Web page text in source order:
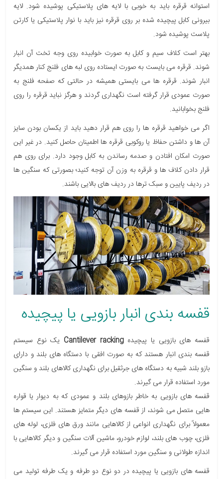
استوانه قرقره باید به خوبی با لایه های پلاستیکی پوشیده شود. لایه
بیرونی کابل پیچیده شده بر روی قرقره نیز باید با نوار پلاستیکی یا کارتن
پلاست پوشیده شود.
بهتر است کلاف سیم و کابل به صورت خوابیده روی وجه تخت آن انبار
شوند. قرقره می بایست به صورت ایستاده روی لبه های فلنج کنار همدیگر
انبار شوند. قرقره ها می بایستی همیشه در حالتی که صفحه فلنج به
صورت عمودی قرار گرفته است نگهداری گردند و هرگز نباید قرقره را روی
فلنج بخوابانید.
اگر می خواهید قرقره ها را روی هم قرار دهید باید از یکسان بودن سایز
آن ها و داشتن حفاظ یا روکوبی قرقره ها اطمینان حاصل کنید. در غیر این
صورت امکان افتادن و صدمه رساندن به کابل وجود دارد. برای روی هم
قرار دادن کلاف ها و قرقره به وزن آن توجه کنید؛ بصورتی که سنگین ها
در ردیف پایین و سبک ترها در ردیف های بالایی باشند.
قفسه بندی انبار بازویی یا پیچیده
قفسه های بازویی یا پیچیدهCantilever racking یک نوع سیستم
قفسه بندی انبار هستند که به صورت افقی با دستگاه های بلند و دارای
بازو بلند شبیه به دستگاه های جرثقیل برای نگهداری کالاهای بلند و سنگین
مورد استفاده قرار می گیرند.
قفسه های بازویی به خاطر بازوهای بلند و عمودی که به دیوار یا قواره
هایی متصل می شوند، از قفسه های دیگر متمایز هستند. این سیستم ها
معمولاً برای نگهداری انواعی از کالاهایی مانند ورق های فلزی، لوله های
فلزی، چوب های بلند، لوازم خودرو، ماشین آلات سنگین و دیگر کالاهایی با
اندازه طولانی و سنگین مورد استفاده قرار می گیرند.
قفسه های بازویی یا پیچیده در دو نوع دو طرفه و یک طرفه تولید می